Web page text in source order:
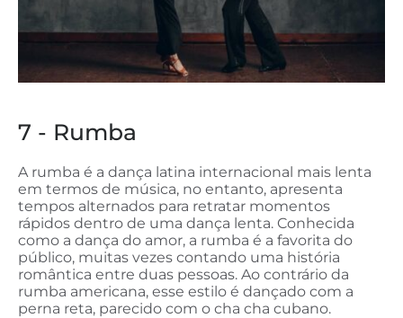
7 - Rumba
A rumba é a dança latina internacional mais lenta
em termos de música, no entanto, apresenta
tempos alternados para retratar momentos
rápidos dentro de uma dança lenta. Conhecida
como a dança do amor, a rumba é a favorita do
público, muitas vezes contando uma história
romântica entre duas pessoas. Ao contrário da
rumba americana, esse estilo é dançado com a
perna reta, parecido com o cha cha cubano.